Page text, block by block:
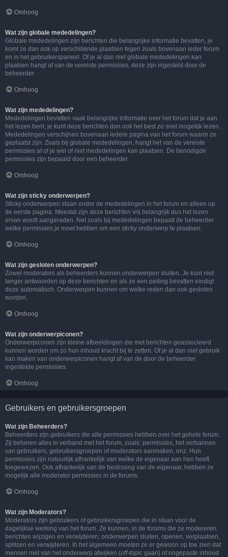
Omhoog
Wat zijn globale mededelingen?
Globale mededelingen zijn berichten die belangrijke informatie bevatten, je
komt ze dan ook op verschillende plaatsen tegen zoals bovenaan ieder forum
en in het gebruikerspaneel. Of je al dan niet globale mededelingen kan
plaatsen hangt af van de vereiste permissies, deze zijn ingesteld door de
beheerder.
Omhoog
Wat zijn mededelingen?
Mededelingen bevatten vaak belangrijke informatie over het forum dat je aan
het lezen bent, je kunt deze berichten dan ook het best zo snel mogelijk lezen.
Mededelingen verschijnen bovenaan iedere pagina van het forum waarin ze
geplaatst zijn. Zoals bij globale mededelingen, hangt het van de vereiste
permissies af of je wel of niet mededelingen kan plaatsen. De benodigde
permissies zijn bepaald door een beheerder.
Omhoog
Wat zijn sticky onderwerpen?
Sticky onderwerpen staan onder de mededelingen in het forum en alleen op
de eerste pagina. Meestal zijn deze berichten vrij belangrijk dus het lezen
ervan wordt aangeraden. Net zoals bij mededelingen bepaalt de beheerder
welke permissies je moet hebben om een sticky onderwerp te plaatsen.
Omhoog
Wat zijn gesloten onderwerpen?
Zowel moderators als beheerders kunnen onderwerpen sluiten. Je kunt niet
langer antwoorden op deze berichten en als ze een peiling bevatten eindigt
deze automatisch. Onderwerpen kunnen om welke reden dan ook gesloten
worden.
Omhoog
Wat zijn onderwerpiconen?
Onderwerpiconen zijn kleine afbeeldingen die met berichten geassocieerd
kunnen worden om zo hun inhoud kracht bij te zetten. Of je al dan niet gebruik
kan maken van onderwerpiconen hangt af van de door de beheerder
ingestelde permissies.
Omhoog
Gebruikers en gebruikersgroepen
Wat zijn Beheerders?
Beheerders zijn gebruikers die alle permissies hebben over het gehele forum.
Zij beheren alles in verband met het forum, zoals: permissies, het verbannen
van gebruikers, gebruikersgroepen of moderators aanmaken, enz. Hun
permissies zijn natuurlijk afhankelijk van welke de eigenaar aan hen heeft
toegewezen. Ook afhankelijk van de beslissing van de eigenaar, hebben ze
mogelijk alle moderator permissies in de forums.
Omhoog
Wat zijn Moderators?
Moderators zijn gebruikers of gebruikersgroepen die in staan voor de
dagelijkse werking van het forum. Ze kunnen, in de forums die ze modereren,
berichten wijzigen en verwijderen; onderwerpen sluiten, openen, verplaatsen,
splitsen en verwijderen. In het algemeen moeten ze er gewoon op toe zien dat
mensen niet van het onderwerp afwijken (off-topic gaan) of ongepaste inhoud